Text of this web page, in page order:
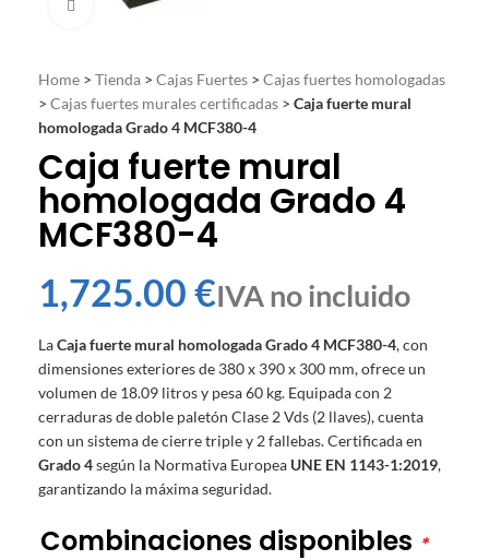
Click to enlarge
Home > Tienda > Cajas Fuertes > Cajas fuertes homologadas
> Cajas fuertes murales certificadas > Caja fuerte mural
homologada Grado 4 MCF380-4
Caja fuerte mural
homologada Grado 4
MCF380-4
€
LaCaja fuerte mural homologada Grado 4 MCF380-4, con
dimensiones exteriores de 380 x 390 x 300 mm, ofrece un
volumen de 18.09 litros y pesa 60 kg. Equipada con 2
cerraduras de doble paletón Clase 2 Vds (2 llaves), cuenta
con un sistema de cierre triple y 2 fallebas. Certificada en
Grado 4según la Normativa Europea UNE EN 1143-1:2019,
garantizando la máxima seguridad.
Combinaciones disponibles *